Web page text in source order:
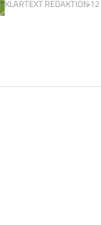
KLARTEXT REDAKTION12